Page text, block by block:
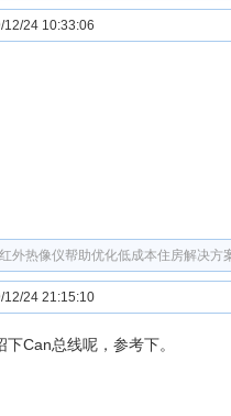
12/24 10:33:06
外热像仪帮助优化低成本住房解决方
12/24 21:15:10
下Can总线呢，参考下。